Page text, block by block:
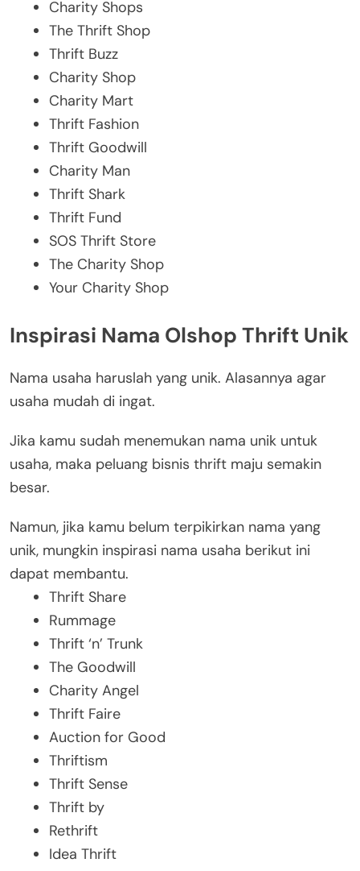
Charity Shops
The Thrift Shop
Thrift Buzz
Charity Shop
Charity Mart
Thrift Fashion
Thrift Goodwill
Charity Man
Thrift Shark
Thrift Fund
SOS Thrift Store
The Charity Shop
Your Charity Shop
Inspirasi Nama Olshop Thrift Unik
Nama usaha haruslah yang unik. Alasannya agar
usaha mudah di ingat.
Jika kamu sudah menemukan nama unik untuk
usaha, maka peluang bisnis thrift maju semakin
besar.
Namun, jika kamu belum terpikirkan nama yang
unik, mungkin inspirasi nama usaha berikut ini
dapat membantu.
Thrift Share
Rummage
Thrift ‘n’ Trunk
The Goodwill
Charity Angel
Thrift Faire
Auction for Good
Thriftism
Thrift Sense
Thrift by
Rethrift
Idea Thrift